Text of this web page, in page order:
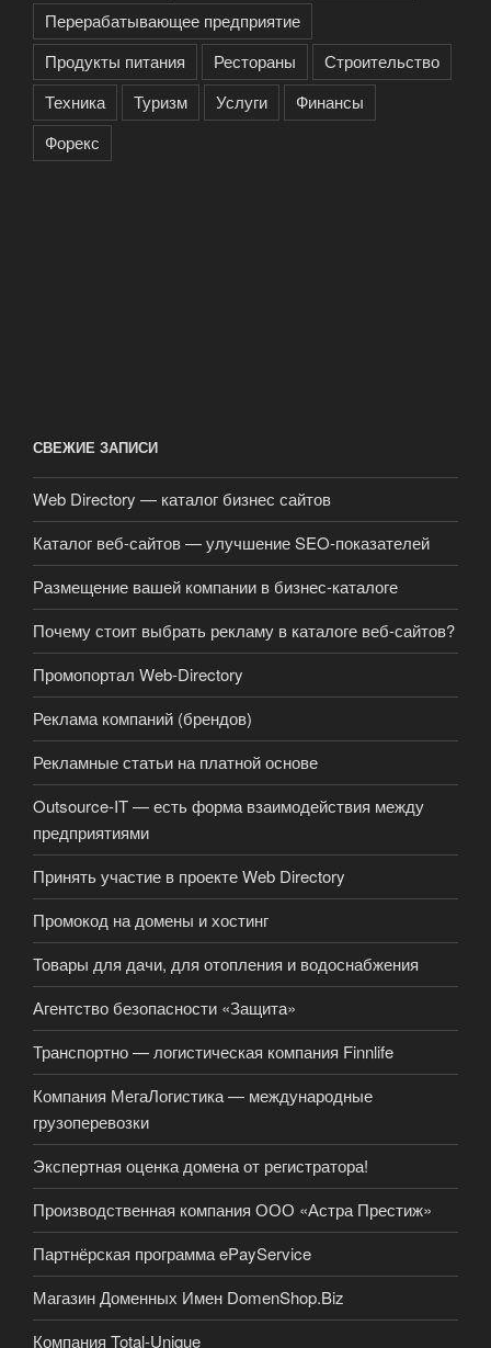
Перерабатывающее предприятие
Продукты питания
Рестораны
Строительство
Техника
Туризм Услуги
Финансы
Форекс
СВЕЖИЕ ЗАПИСИ
Web Directory — каталог бизнес сайтов
Каталог веб-сайтов — улучшение SEO-показателей
Размещение вашей компании в бизнес-каталоге
Почему стоит выбрать рекламу в каталоге веб-сайтов?
Промопортал Web-Directory
Реклама компаний (брендов)
Рекламные статьи на платной основе
Outsource-IT — есть форма взаимодействия между
предприятиями
Принять участие в проекте Web Directory
Промокод на домены и хостинг
Товары для дачи, для отопления и водоснабжения
Агентство безопасности «Защита»
Транспортно — логистическая компания Finnlife
Компания МегаЛогистика — международные
грузоперевозки
Экспертная оценка домена от регистратора!
Производственная компания ООО «Астра Престиж»
Партнёрская программа ePayService
Магазин Доменных Имен DomenShop.Biz
Компания Total-Unique